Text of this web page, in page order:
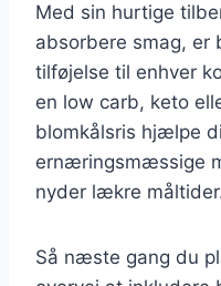
Med sin hurtige
absorbere smag, er
tilføjelse til enhver
en low carb, keto
blomkålsris hjælpe
ernæringsmæssige
nyder lækre
Så næste gang du